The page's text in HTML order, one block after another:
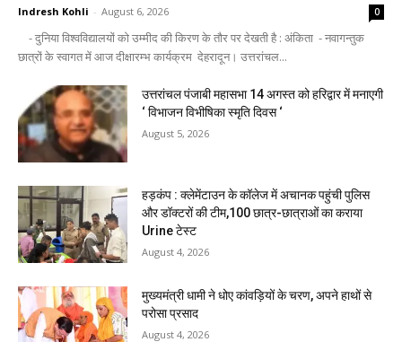
Indresh Kohli - August 6, 2026 0
- दुनिया विश्वविद्यालयों को उम्मीद की किरण के तौर पर देखती है : अंकिता - नवागन्तुक
छात्रों के स्वागत में आज दीक्षारम्भ कार्यक्रम देहरादून। उत्तरांचल...
उत्तरांचल पंजाबी महासभा 14 अगस्त को हरिद्वार में मनाएगी
‘ विभाजन विभीषिका स्मृति दिवस ‘
August 5, 2026
हड़कंप : क्लेमेंटाउन के कॉलेज में अचानक पहुंची पुलिस
और डॉक्टरों की टीम,100 छात्र-छात्राओं का कराया
Urine टेस्ट
August 4, 2026
मुख्यमंत्री धामी ने धोए कांवड़ियों के चरण, अपने हाथों से
परोसा प्रसाद
August 4, 2026